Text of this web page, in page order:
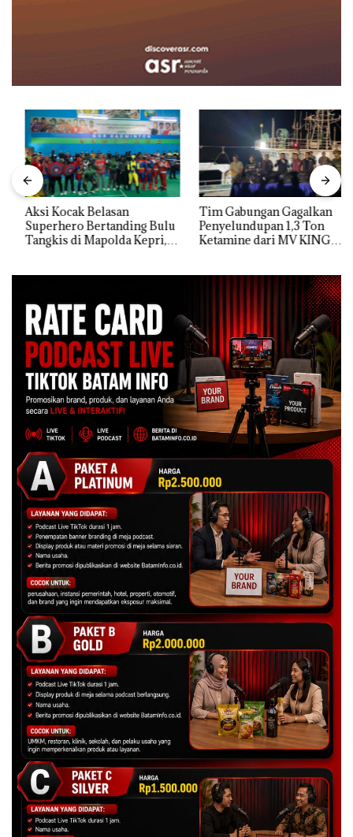
Aksi Kocak Belasan
Superhero Bertanding Bulu
Tangkis di Mapolda Kepri,
Tim Gabungan Gagalkan
Penyelundupan 1,3 Ton
Ketamine dari MV KING